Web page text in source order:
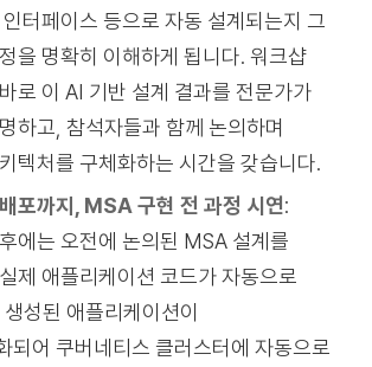
터페이스 등으로 자동 설계되는지 그
을 명확히 이해하게 됩니다. 워크샵
로 이 AI 기반 설계 결과를 전문가가
하고, 참석자들과 함께 논의하며
텍처를 구체화하는 시간을 갖습니다.
포까지, MSA 구현 전 과정 시연:
에는 오전에 논의된 MSA 설계를
제 애플리케이션 코드가 자동으로
성된 애플리케이션이
되어 쿠버네티스 클러스터에 자동으로